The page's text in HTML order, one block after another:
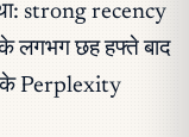
strong recency
लगभग छह हफ्ते बाद
के Perplexity